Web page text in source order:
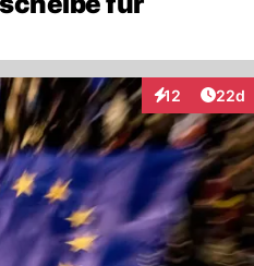
12
Interaktionen
22d